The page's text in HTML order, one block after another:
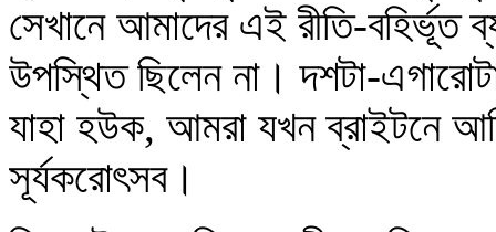
সেখানে আমাদের এই রীতি-বহির্ভূত
উপস্থিত ছিলেন না। দশটা-
যাহা হউক, আমরা যখন ব্রাইটনে
সূর্যকরোৎসব।